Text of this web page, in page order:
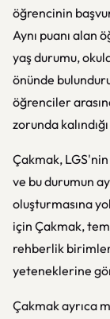
öğrencinin
Aynı puanı alan
yaş durumu,
önünde
öğrenciler
zorunda
Çakmak,
ve bu durumun
oluşturmasına
için Çakmak,
rehberlik
yeteneklerine
Çakmak ayrıca